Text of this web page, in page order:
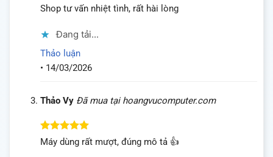
Được
xếp hạng
Shop tư vấn nhiệt tình, rất hài lòng
Đang tải...
Thảo luận
• 14/03/2026
Thảo Vy Đã mua tại hoangvucomputer.com
Được xếp
hạng
5
Máy dùng rất mượt, đúng mô tả 👍